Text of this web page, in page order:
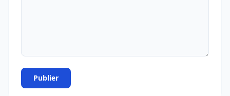
Publier